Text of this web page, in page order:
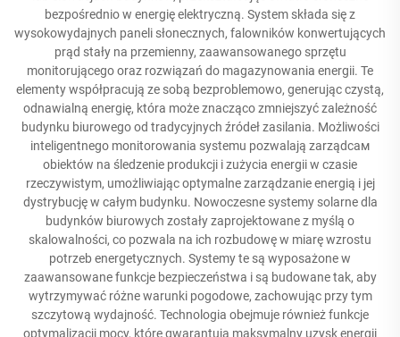
bezpośrednio w energię elektryczną. System składa się z
wysokowydajnych paneli słonecznych, falowników konwertujących
prąd stały na przemienny, zaawansowanego sprzętu
monitorującego oraz rozwiązań do magazynowania energii. Te
elementy współpracują ze sobą bezproblemowo, generując czystą,
odnawialną energię, która może znacząco zmniejszyć zależność
budynku biurowego od tradycyjnych źródeł zasilania. Możliwości
inteligentnego monitorowania systemu pozwalają zarządcам
obiektów na śledzenie produkcji i zużycia energii w czasie
rzeczywistym, umożliwiając optymalne zarządzanie energią i jej
dystrybucję w całym budynku. Nowoczesne systemy solarne dla
budynków biurowych zostały zaprojektowane z myślą o
skalowalności, co pozwala na ich rozbudowę w miarę wzrostu
potrzeb energetycznych. Systemy te są wyposażone w
zaawansowane funkcje bezpieczeństwa i są budowane tak, aby
wytrzymywać różne warunki pogodowe, zachowując przy tym
szczytową wydajność. Technologia obejmuje również funkcje
optymalizacji mocy, które gwarantują maksymalny uzysk energii